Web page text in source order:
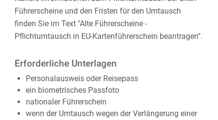
Führerscheine und den Fristen für den Umtausch
finden Sie im Text "Alte Führerscheine -
Pflichtumtausch in EU-Kartenführerschein beantragen".
Erforderliche Unterlagen
Personalausweis oder Reisepass
ein biometrisches Passfoto
nationaler Führerschein
wenn der Umtausch wegen der Verlängerung einer